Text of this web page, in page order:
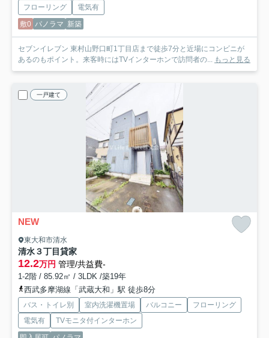
フローリング
電気有
敷0 パノラマ 新築
セブンイレブン 東村山野口町1丁目店まで徒歩7分と近場にコンビニが
あるのもポイント。来客時にはTVインターホンで訪問者の...
もっと見る
一戸建て
NEW
東大和市清水
清水３丁目貸家
12.2万円 管理/共益費-
1-2階 / 85.92㎡ / 3LDK /築19年
西武多摩湖線「武蔵大和」駅 徒歩8分
バス・トイレ別 室内洗濯機置場 バルコニー
フローリング
電気有
TVモニタ付インターホン